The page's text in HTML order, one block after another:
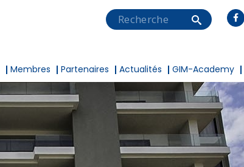
Search
Membres Partenaires Actualités GIM-Academy